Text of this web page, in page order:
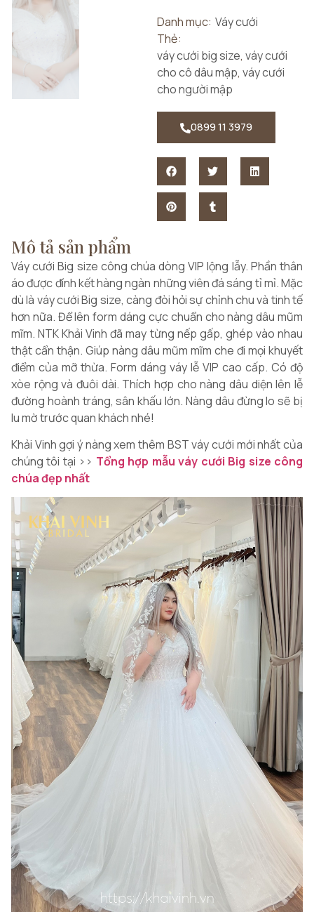
Danh mục: Váy cưới
Thẻ:
váy cưới big size, váy cưới
cho cô dâu mập, váy cưới
cho người mập
0899 11 3979
Mô tả sản phẩm
Váy cưới Big size công chúa dòng VIP lộng lẫy. Phần thân
áo được đính kết hàng ngàn những viên đá sáng tỉ mỉ. Mặc
dù là váy cưới Big size, càng đòi hỏi sự chỉnh chu và tinh tế
hơn nữa. Để lên form dáng cực chuẩn cho nàng dâu mũm
mĩm. NTK Khải Vinh đã may từng nếp gấp, ghép vào nhau
thật cẩn thận. Giúp nàng dâu mũm mĩm che đi mọi khuyết
điểm của mỡ thừa. Form dáng váy lễ VIP cao cấp. Có độ
xòe rộng và đuôi dài. Thích hợp cho nàng dâu diện lên lễ
đường hoành tráng, sân khấu lớn. Nàng dâu đừng lo sẽ bị
lu mờ trước quan khách nhé!
Khải Vinh gợi ý nàng xem thêm BST váy cưới mới nhất của
chúng tôi tại >> Tổng hợp mẫu váy cưới Big size công
chúa đẹp nhất